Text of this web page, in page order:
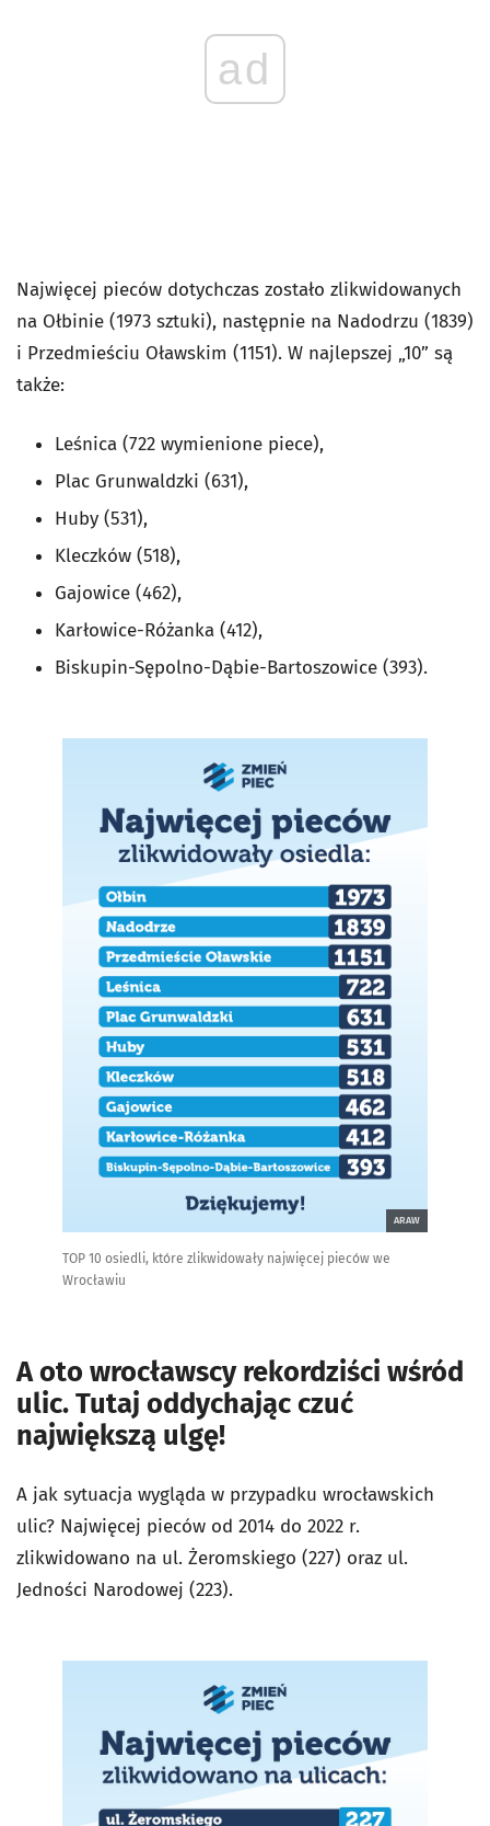
ad
Najwięcej pieców dotychczas zostało zlikwidowanych
na Ołbinie (1973 sztuki), następnie na Nadodrzu (1839)
i Przedmieściu Oławskim (1151). W najlepszej „10” są
także:
Leśnica (722 wymienione piece),
Plac Grunwaldzki (631),
Huby (531),
Kleczków (518),
Gajowice (462),
Karłowice-Różanka (412),
Biskupin-Sępolno-Dąbie-Bartoszowice (393).
ARAW
TOP 10 osiedli, które zlikwidowały najwięcej pieców we
Wrocławiu
A oto wrocławscy rekordziści wśród
ulic. Tutaj oddychając czuć
największą ulgę!
A jak sytuacja wygląda w przypadku wrocławskich
ulic? Najwięcej pieców od 2014 do 2022 r.
zlikwidowano na ul. Żeromskiego (227) oraz ul.
Jedności Narodowej (223).